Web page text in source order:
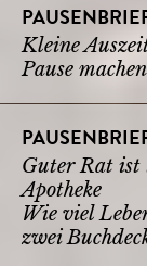
Kleine
Pause
Guter Rat ist
Apotheke
Wie viel
zwei